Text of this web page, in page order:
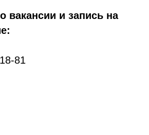
вакансии и запись на
81
ПОЧТА